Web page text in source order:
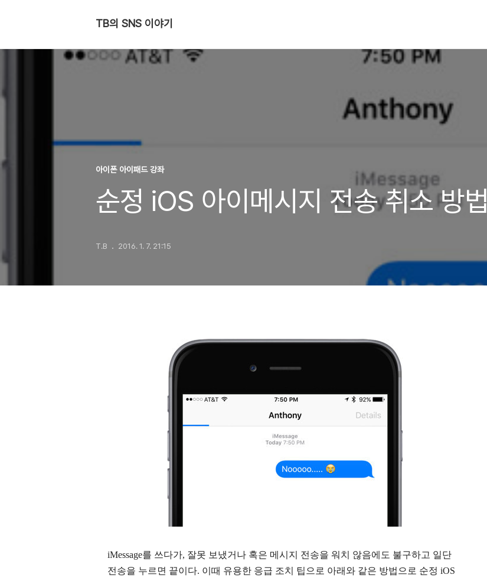
TB의 SNS 이야기
아이폰 아이패드 강좌
순정 iOS 아이메시지 전송 취소 방법
T.B 2016. 1. 7. 21:15
iMessage를 쓰다가, 잘못 보냈거나 혹은 메시지 전송을 워치 않음에도 불구하고 일단
전송을 누르면 끝이다. 이때 유용한 응급 조치 팁으로 아래와 같은 방법으로 순정 iOS